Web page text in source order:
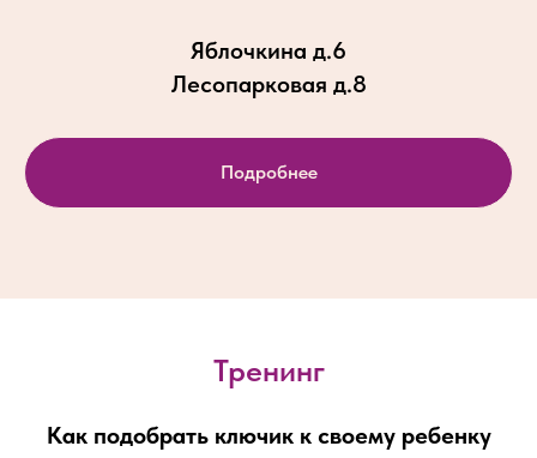
Яблочкина д.6
Лесопарковая д.8
Подробнее
Тренинг
Как подобрать ключик к своему ребенку